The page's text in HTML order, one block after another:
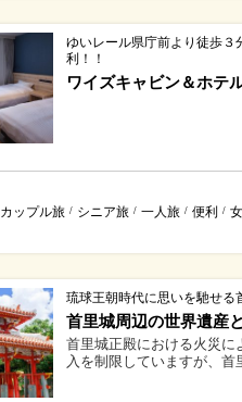
ゆいレール県庁前より徒歩３
利！！
ワイズキャビン＆ホテ
カップル旅 / シニア旅 / 一人旅 / 便利 /
琉球王朝時代に思いを馳せる
首里城周辺の世界遺産
首里城正殿における火災に
入を制限していますが、首